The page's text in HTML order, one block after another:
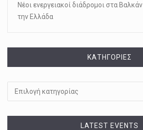
Νέοι ενεργειακοί διάδρομοι στα
την Ελλάδα
KΑΤΗΓΟΡΊΕΣ
LATEST EVENTS